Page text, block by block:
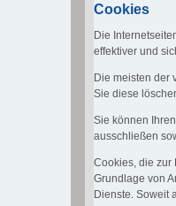
Cookies
Die
effektiver und
Die meisten der
Sie diese
Sie können
ausschließen
Cookies, die zur
Grundlage von
Dienste. Soweit